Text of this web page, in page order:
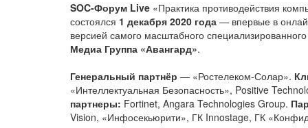
SOC-Форум Live «Практика противодействия
состоялся 1 декабря 2020 года — впервые в
версией самого масштабного
Медиа Группа «Авангард».
Генеральный партнёр — «Ростелеком-Солар».
«Интеллектуальная Безопасность», Positive
партнеры: Fortinet, Angara Technologies Group.
Vision, «Инфосекьюрити», ГК Innostage, ГК